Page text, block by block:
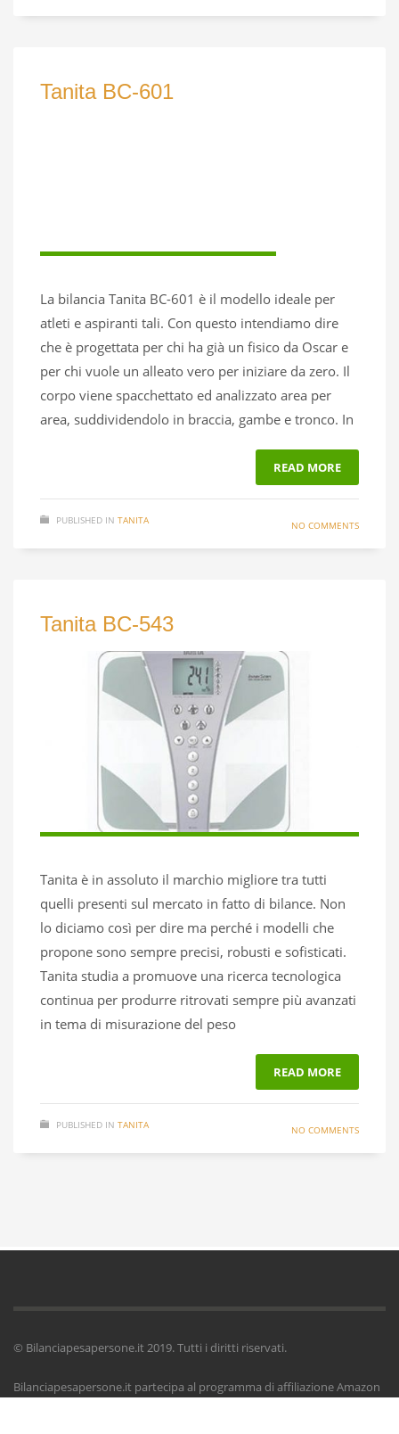
Tanita BC-601
La bilancia Tanita BC-601 è il modello ideale per
atleti e aspiranti tali. Con questo intendiamo dire
che è progettata per chi ha già un fisico da Oscar e
per chi vuole un alleato vero per iniziare da zero. Il
corpo viene spacchettato ed analizzato area per
area, suddividendolo in braccia, gambe e tronco. In
READ MORE
PUBLISHED IN TANITA NO COMMENTS
Tanita BC-543
Tanita è in assoluto il marchio migliore tra tutti
quelli presenti sul mercato in fatto di bilance. Non
lo diciamo così per dire ma perché i modelli che
propone sono sempre precisi, robusti e sofisticati.
Tanita studia a promuove una ricerca tecnologica
continua per produrre ritrovati sempre più avanzati
in tema di misurazione del peso
READ MORE
PUBLISHED IN TANITA NO COMMENTS
© Bilanciapesapersone.it 2019. Tutti i diritti riservati.
Bilanciapesapersone.it partecipa al programma di affiliazione Amazon